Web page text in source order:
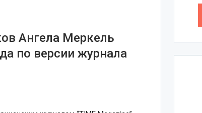
Ангела Меркель
по версии журнала